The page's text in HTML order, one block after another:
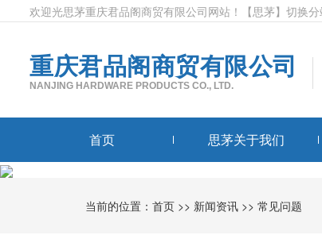
欢迎光思茅重庆君品阁商贸有限公司网站！ 【思茅】 切换
重庆君品阁商贸有限公司
NANJING HARDWARE PRODUCTS CO., LTD.
首页 思茅关于我们
当前的位置：首页 >> 新闻资讯 >>常见问题